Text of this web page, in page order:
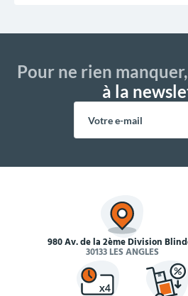
Pour ne rien manquer,
à la
980 Av. de la 2ème Division
30133 LES ANGLES